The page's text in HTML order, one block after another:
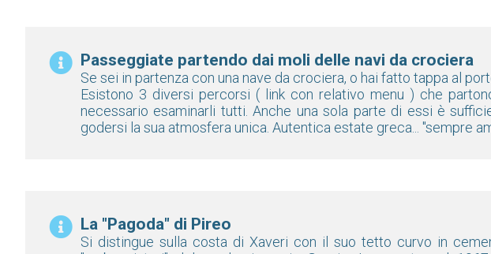
Passeggiate partendo dai moli delle navi da crociera
Se sei in partenza con una nave da crociera, o hai fatto tappa al
Esistono 3 diversi percorsi ( link con relativo menu ) che
necessario esaminarli tutti. Anche una sola parte di essi è
godersi la sua atmosfera unica. Autentica estate greca... "sempre
La "Pagoda" di Pireo
Si distingue sulla costa di Xaveri con il suo tetto curvo in